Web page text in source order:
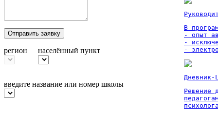
Отправить заявку
регион населённый пункт
введите название или номер школы
В
- опыт
-
-
Дневник-
Решение